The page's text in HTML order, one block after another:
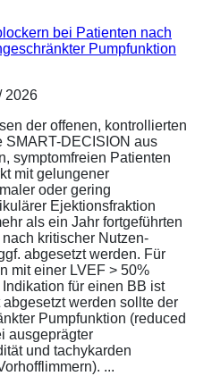
bei Patienten nach
Pumpfunktion
2026
der offenen, kontrollierten
SMART-DECISION aus
symptomfreien Patienten
mit gelungener
oder gering
Ejektionsfraktion
als ein Jahr fortgeführten
kritischer Nutzen-
abgesetzt werden. Für
mit einer LVEF > 50%
für einen BB ist
werden sollte der
Pumpfunktion (reduced
ausgeprägter
und tachykarden
...